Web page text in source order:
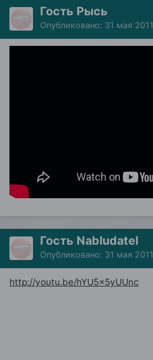
Гость Рысь
Опубликовано: 31 мая 2011
Гость Nabludatel
Опубликовано: 31 мая 2011
http://youtu.be/hYU5x5yUUnc